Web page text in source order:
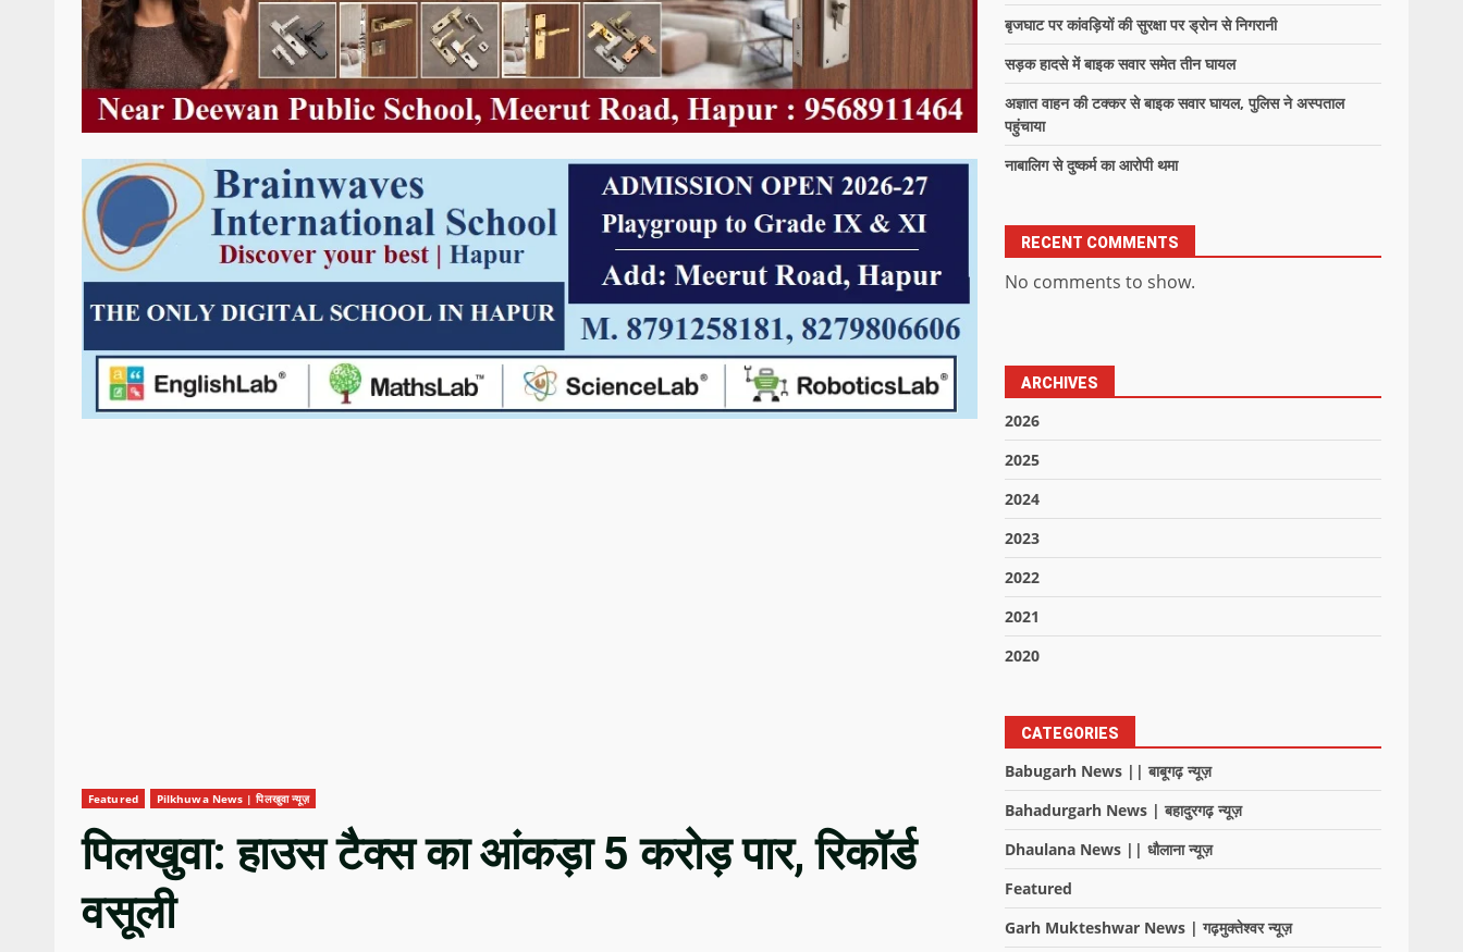
Featured Pilkhuwa News | पिलखुवा न्यूज़
पिलखुवा: हाउस टैक्स का आंकड़ा 5 करोड़ पार, रिकॉर्ड
वसूली
बृजघाट पर कांवड़ियों की सुरक्षा पर ड्रोन से निगरानी
सड़क हादसे में बाइक सवार समेत तीन घायल
अज्ञात वाहन की टक्कर से बाइक सवार घायल, पुलिस ने अस्पताल
पहुंचाया
नाबालिग से दुष्कर्म का आरोपी थमा
RECENT COMMENTS
No comments to show.
ARCHIVES
2026
2025
2024
2023
2022
2021
2020
CATEGORIES
Babugarh News || बाबूगढ़ न्यूज़
Bahadurgarh News | बहादुरगढ़ न्यूज़
Dhaulana News || धौलाना न्यूज़
Featured
Garh Mukteshwar News | गढ़मुक्तेश्वर न्यूज़